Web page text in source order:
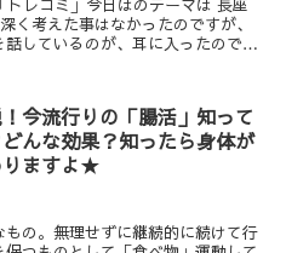
コミ」今日はのテーマは 長座
しているのが、耳に入ったので気
今流行りの「腸活」知って
んな効果？知ったら身体が
ますよ★
の。無理せずに継続的に続けて行